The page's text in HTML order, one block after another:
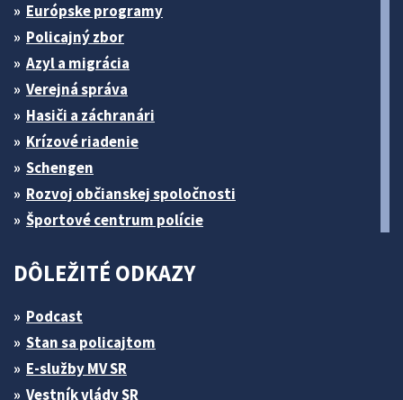
Európske programy
Policajný zbor
Azyl a migrácia
Verejná správa
Hasiči a záchranári
Krízové riadenie
Schengen
Rozvoj občianskej spoločnosti
Športové centrum polície
DÔLEŽITÉ ODKAZY
Podcast
Stan sa policajtom
E-služby MV SR
Vestník vlády SR